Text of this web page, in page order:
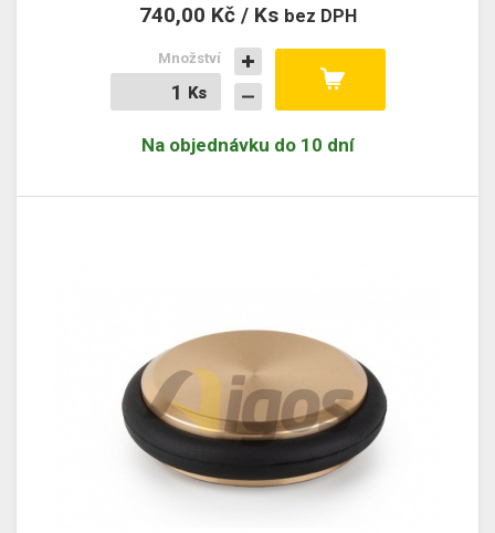
740,00 Kč / Ks bez DPH
Ks
Ks
Množství
Na objednávku do 10 dní